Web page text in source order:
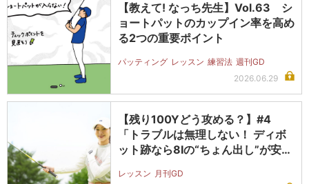
【教えて! なっち先生】Vol.63 シ
ョートパットのカップイン率を高め
る2つの重要ポイント
パッティング レッスン 練習法 週刊GD
2026.06.29
【残り100Yどう攻める？】#4
「トラブルは無理しない！ ディボ
ット跡なら8Iの“ちょん出し”が安…
レッスン 月刊GD